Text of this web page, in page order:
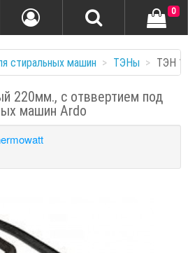
0
стиральных машин ТЭНы ТЭН
220мм., c отввертием под
машин Ardo